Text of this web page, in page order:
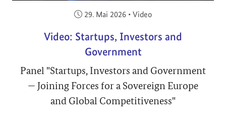
Veröffentlicht am:
29. Mai 2026 • Video
Video: Startups, Investors and
Government
Panel "Startups, Investors and Government
— Joining Forces for a Sovereign Europe
and Global Competitiveness"